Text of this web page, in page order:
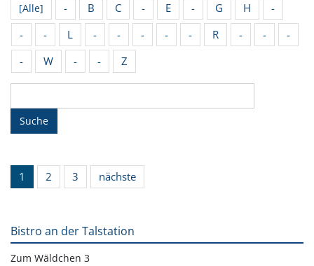
[Alle] - B C - E - G H
-
-
- L - - - - - R - -
-
-
W - - Z
Suche
1 2 3 nächste
Bistro an der Talstation
Zum Wäldchen 3